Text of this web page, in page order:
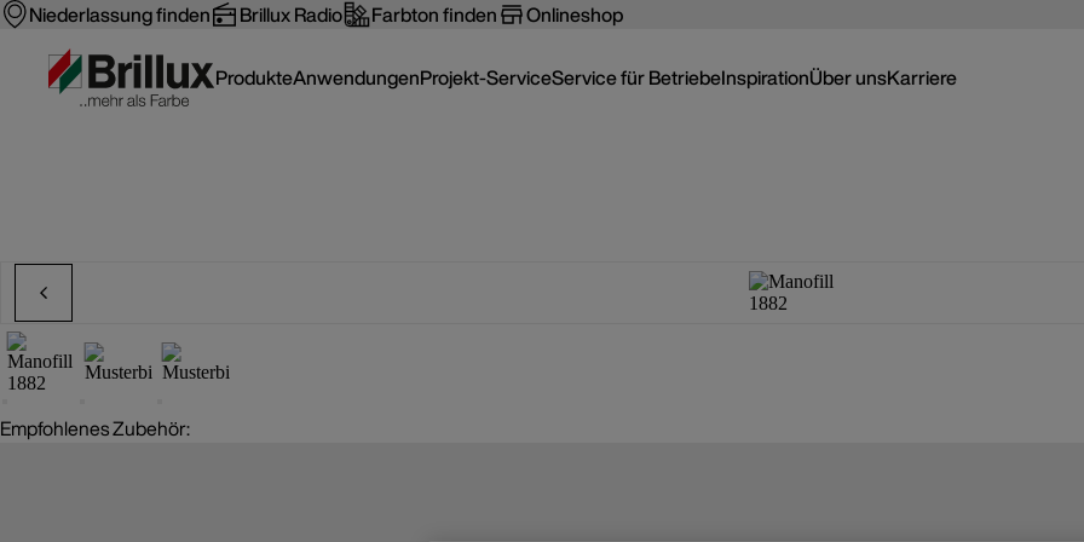
Niederlassung finden Brillux Radio Farbton finden Onlineshop
ProdukteAnwendungenProjekt-ServiceService für BetriebeInspirationÜber unsKarriere
Empfohlenes Zubehör: